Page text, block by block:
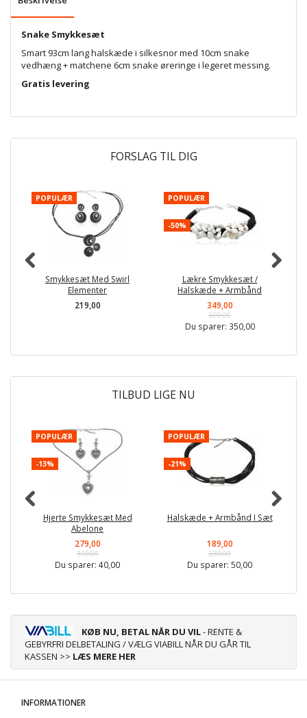
Snake Smykkesæt
Smart 93cm lang halskæde i silkesnor med 10cm snake
vedhæng + matchene 6cm snake øreringe i legeret messing.
Gratis levering
FORSLAG TIL DIG
POPULÆR
Smykkesæt Med Swirl
Elementer
219,00
POPULÆR
-50%
Lækre Smykkesæt /
Halskæde + Armbånd
349,00
699,00
Du sparer: 350,00
TILBUD LIGE NU
POPULÆR
-13%
Hjerte Smykkesæt Med
Abelone
279,00
319,00
Du sparer: 40,00
POPULÆR
-21%
Halskæde + Armbånd I Sæt
189,00
239,00
Du sparer: 50,00
KØB NU, BETAL NÅR DU VIL- RENTE &
GEBYRFRI DELBETALING / VÆLG VIABILL NÅR DU GÅR TIL
KASSEN >> LÆS MERE HER
INFORMATIONER